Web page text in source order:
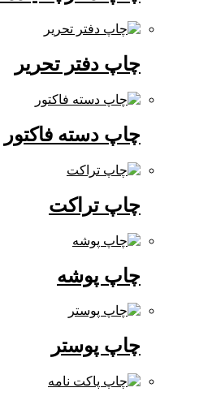
چاپ دفتر تحریر
چاپ دسته فاکتور
چاپ تراکت
چاپ پوشه
چاپ پوستر